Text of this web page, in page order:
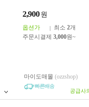
2,900 원
옵션가 최소 2개
주문시결제 3,000원~
마이도매몰 (ozzshop)
빠른배송
공급사